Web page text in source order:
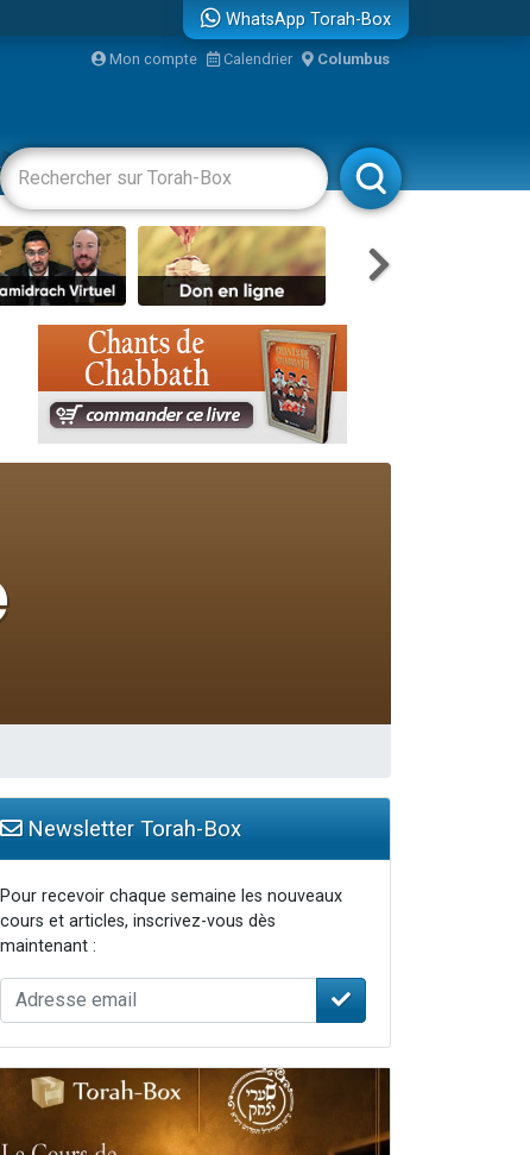
WhatsApp Torah-Box
Mon compte Calendrier Columbus
Livres Rabbanim
Newsletter Torah-Box
Pour recevoir chaque semaine les nouveaux
cours et articles, inscrivez-vous dès
maintenant :